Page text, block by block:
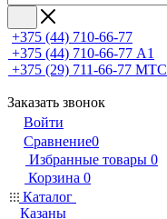
+375 (44) 710-66-77
+375 (44) 710-66-77 А1
+375 (29) 711-66-77 МТС
Заказать звонок
Войти
Сравнение0
Избранные товары 0
Корзина 0
Каталог
Казаны